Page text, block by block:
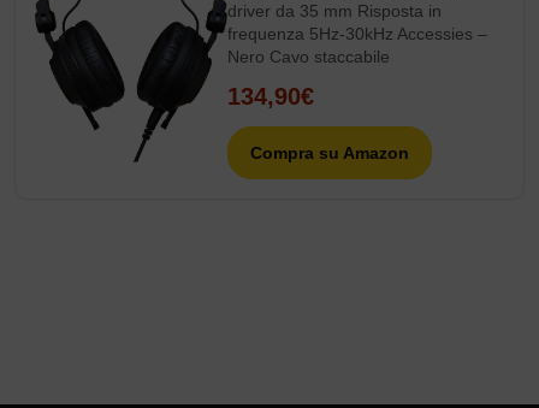
driver da 35 mm Risposta in
frequenza 5Hz-30kHz Accessies –
Nero Cavo staccabile
134,90€
Compra su Amazon